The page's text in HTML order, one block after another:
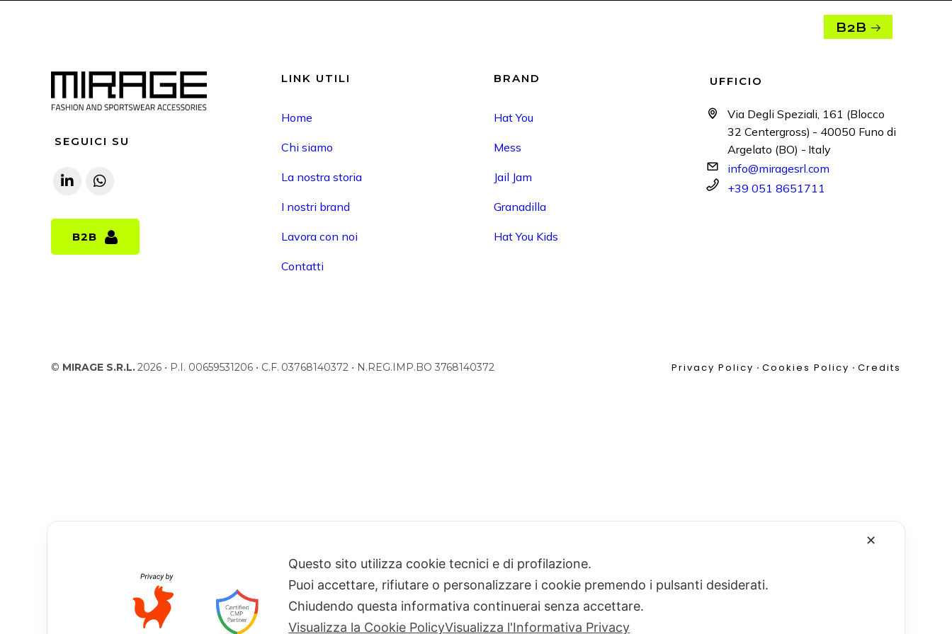
B2B
SEGUICI SU
B2B
B2B
LINK UTILI
Home
Chi siamo
La nostra storia
I nostri brand
Lavora con noi
Contatti
BRAND
Hat You
Mess
Jail Jam
Granadilla
Hat You Kids
UFFICIO
Via Degli Speziali, 161 (Blocco
32 Centergross) - 40050 Funo di
Argelato (BO) - Italy
info@miragesrl.com
+39 051 8651711
© MIRAGE S.R.L.2026 • P.I. 00659531206 • C.F. 03768140372 • N.REG.IMP.BO 3768140372 Privacy Policy •Cookies Policy • Credits
✕
Questo sito utilizza cookie tecnici e di profilazione.
Puoi accettare, rifiutare o personalizzare i cookie premendo i pulsanti desiderati.
Chiudendo questa informativa continuerai senza accettare.
Visualizza la Cookie PolicyVisualizza l'Informativa Privacy